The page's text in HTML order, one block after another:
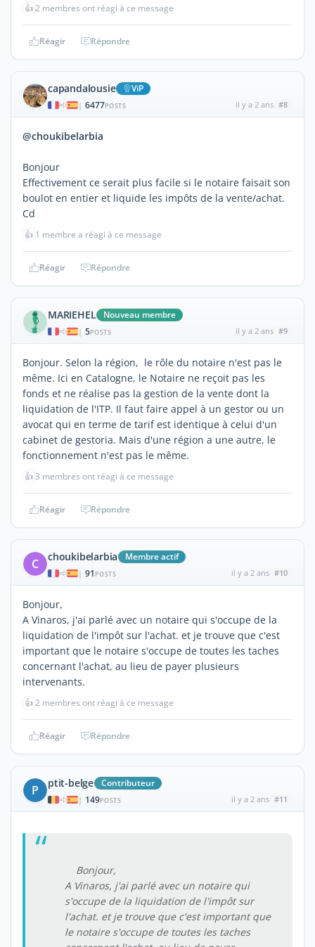
👍2 membres ont réagi à ce message
Réagir Répondre
capandalousie ViP
| 6477POSTS il y a 2 ans #8
@choukibelarbia
Bonjour
Effectivement ce serait plus facile si le notaire faisait son
boulot en entier et liquide les impôts de la vente/achat.
Cd
👍 1 membre a réagi à ce message
Réagir Répondre
MARIEHEL Nouveau membre
| 5POSTS il y a 2 ans #9
Bonjour. Selon la région, le rôle du notaire n'est pas le
même. Ici en Catalogne, le Notaire ne reçoit pas les
fonds et ne réalise pas la gestion de la vente dont la
liquidation de l'ITP. Il faut faire appel à un gestor ou un
avocat qui en terme de tarif est identique à celui d'un
cabinet de gestoria. Mais d'une région a une autre, le
fonctionnement n'est pas le même.
👍3 membres ont réagi à ce message
Réagir Répondre
C choukibelarbia Membre actif
| 91 POSTS il y a 2 ans #10
Bonjour,
A Vinaros, j'ai parlé avec un notaire qui s'occupe de la
liquidation de l'impôt sur l'achat. et je trouve que c'est
important que le notaire s'occupe de toutes les taches
concernant l'achat, au lieu de payer plusieurs
intervenants.
👍2 membres ont réagi à ce message
Réagir Répondre
P ptit-belge Contributeur
| 149POSTS il y a 2 ans #11
Bonjour,
A Vinaros, j'ai parlé avec un notaire qui
s'occupe de la liquidation de l'impôt sur
l'achat. et je trouve que c'est important que
le notaire s'occupe de toutes les taches